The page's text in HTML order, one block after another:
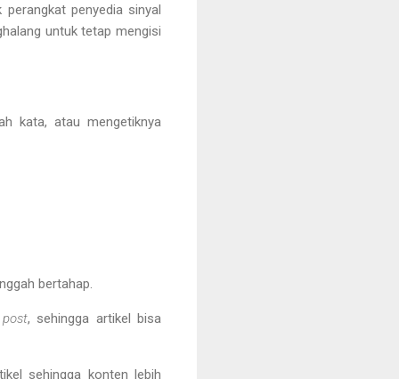
penyedia sinyal
untuk tetap mengisi
kata, atau mengetiknya
bertahap.
, sehingga artikel bisa
sehingga konten lebih